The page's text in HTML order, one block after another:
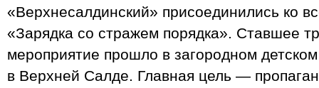
«Верхнесалдинский» присоединились ко
«Зарядка со стражем порядка». Ставшее
мероприятие прошло в загородном
в Верхней Салде. Главная цель —